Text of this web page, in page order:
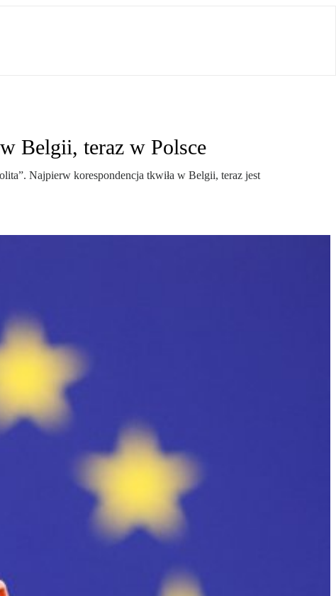
Belgii, teraz w Polsce
Najpierw korespondencja tkwiła w Belgii, teraz jest